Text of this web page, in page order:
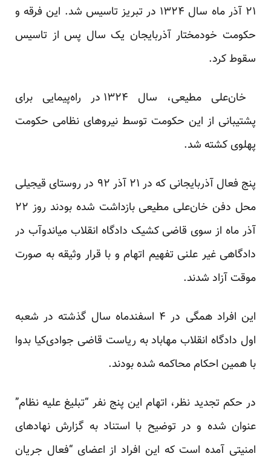
۲۱ آذر ماه سال ۱۳۲۴ در تبریز تاسیس شد. این فرقه و
حکومت خودمختار آذربایجان یک سال پس از تاسیس
سقوط کرد.
خان‌علی مطیعی، سال ۱۳۲۴ در راه‌پیمایی برای
پشتیبانی از این حکومت توسط نیروهای نظامی حکومت
پهلوی کشته شد.
پنج فعال آذربایجانی که در ۲۱ آذر ۹۲ در روستای قیجیلی
محل دفن خان‌علی مطیعی بازداشت شده بودند روز ۲۲
آذر ماه از سوی قاضی کشیک دادگاه انقلاب میاندوآب در
دادگاهی غیر علنی تفهیم اتهام و با قرار وثیقه به صورت
موقت آزاد شدند.
این افراد همگی در ۴ اسفندماه سال گذشته در شعبه
اول دادگاه انقلاب مهاباد به ریاست قاضی جوادی‌کیا بدوا
با همین احکام محاکمه شده بودند.
در حکم تجدید نظر، اتهام این پنج نفر “تبلیغ علیه نظام”
عنوان شده و در توضیح با استناد به گزارش نهادهای
امنیتی آمده است که این افراد از اعضای “فعال جریان